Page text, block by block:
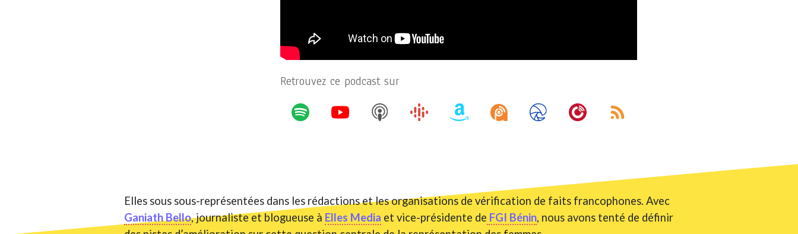
Retrouvez ce podcast sur
Elles sous sous-représentées dans les rédactions et les organisations de vérification de faits francophones. Avec
Ganiath Bello, journaliste et blogueuse à Elles Media et vice-présidente de FGI Bénin, nous avons tenté de définir